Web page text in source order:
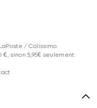
/ Colissimo
€, sinon 5,95€ seulement